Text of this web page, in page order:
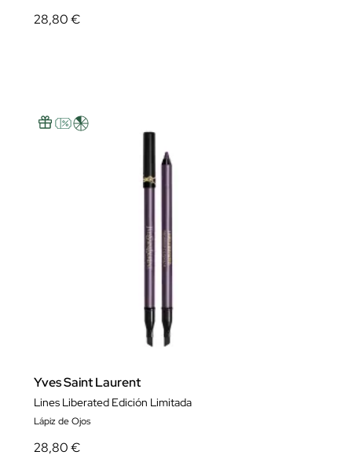
28,80 €
Yves Saint Laurent
Lines Liberated Edición Limitada
Lápiz de Ojos
28,80 €